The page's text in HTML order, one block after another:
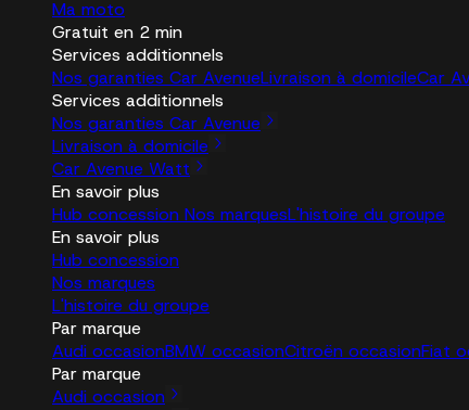
Ma moto
Gratuit en 2 min
Services additionnels
Nos garanties Car AvenueLivraison à domicileCar
Services additionnels
Nos garanties Car Avenue
Livraison à domicile
Car Avenue Watt
En savoir plus
Hub concession Nos marquesL'histoire du groupe
En savoir plus
Hub concession
Nos marques
L'histoire du groupe
Par marque
Audi occasionBMW occasionCitroën occasionFiat
Par marque
Audi occasion